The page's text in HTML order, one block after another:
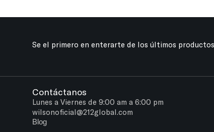
Se el primero en enterarte de los últimos
Contáctanos
Lunes a Viernes de 9:00 am a 6:00 pm
wilsonoficial@212global.com
Blog